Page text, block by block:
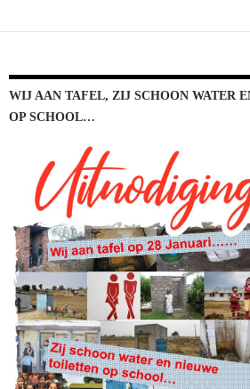
WIJ AAN TAFEL, ZIJ SCHOON WATER
OP SCHOOL…